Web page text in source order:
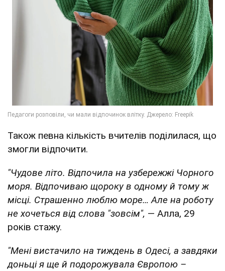
Також певна кількість вчителів поділилася, що
змогли відпочити.
"Чудове літо. Відпочила на узбережжі Чорного
моря. Відпочиваю щороку в одному й тому ж
місці. Страшенно люблю море… Але на роботу
не хочеться від слова "зовсім", — Алла, 29
років стажу.
"Мені вистачило на тиждень в Одесі, а завдяки
доньці я ще й подорожувала Європою –